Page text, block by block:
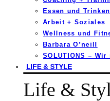
Essen und Trinken
Arbeit + Soziales
Wellness und
Barbara O’neill
SOLUTIONS –
LIFE & STYLE
Life &